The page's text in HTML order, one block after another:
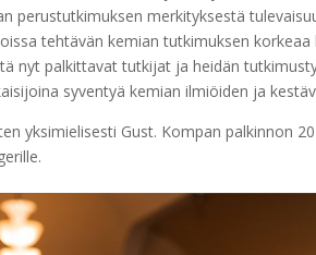
perustutkimuksen merkityksestä
tehtävän kemian tutkimuksen
nyt palkittavat tutkijat ja heidän
syventyä kemian ilmiöiden ja
yksimielisesti Gust. Kompan palkinnon